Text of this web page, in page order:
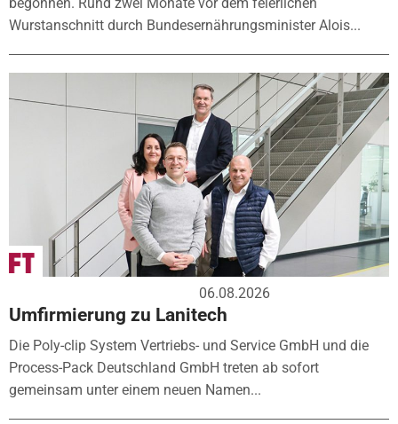
Wurstanschnitt durch Bundesernährungsminister Alois...
06.08.2026
Umfirmierung zu Lanitech
Die Poly-clip System Vertriebs- und Service GmbH und die
Process-Pack Deutschland GmbH treten ab sofort
gemeinsam unter einem neuen Namen...